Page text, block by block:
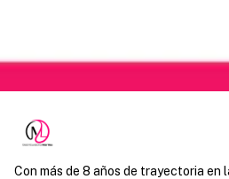
Con más de 8 años de trayectoria en